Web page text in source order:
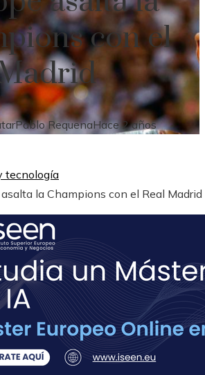
con el
Pablo RequenaHace 2 años
tecnología
la Champions con el Real Madrid